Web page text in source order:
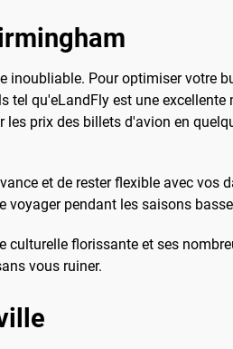
inoubliable. Pour optimiser votre
tel qu'eLandFly est une
prix des billets d'avion en
et de rester flexible avec vos
pendant les saisons
florissante et ses
vous ruiner.